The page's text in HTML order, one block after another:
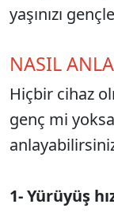
yaşınızı
NASIL
Hiçbir cihaz
genç mi
1- Yürüyüş